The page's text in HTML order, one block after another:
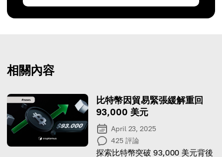
相關內容
比特幣因貿易緊張緩解重回
93,000 美元
April 23, 2025
425 評論
探索比特幣突破 93,000 美元背後